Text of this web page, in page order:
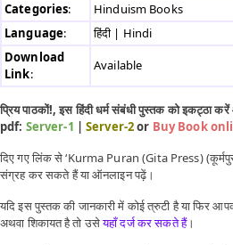
Categories:
Hinduism Books
Language:
हिंदी | Hindi
Download
Link:
Available
प्रिय पाठकों!, इस हिंदी धर्म संबंधी पुस्तक को
pdf: Server-1 |Server-2or Buy Book
दिए गए लिंक से ‘Kurma Puran (Gita Press)
संग्रह कर सकते हैं या ऑनलाइन पढ़ें।
यदि इस पुस्तक की जानकारी में कोई त्रुटी है या फिर
अथवा शिकायत है तो उसेयहाँ दर्ज कर सकते हैं।